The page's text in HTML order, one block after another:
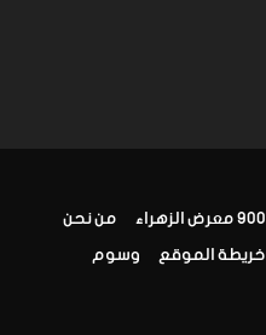
من نحن
خريطة الموقع وسوم